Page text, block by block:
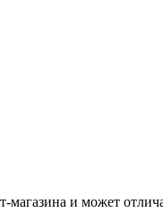
магазина и может